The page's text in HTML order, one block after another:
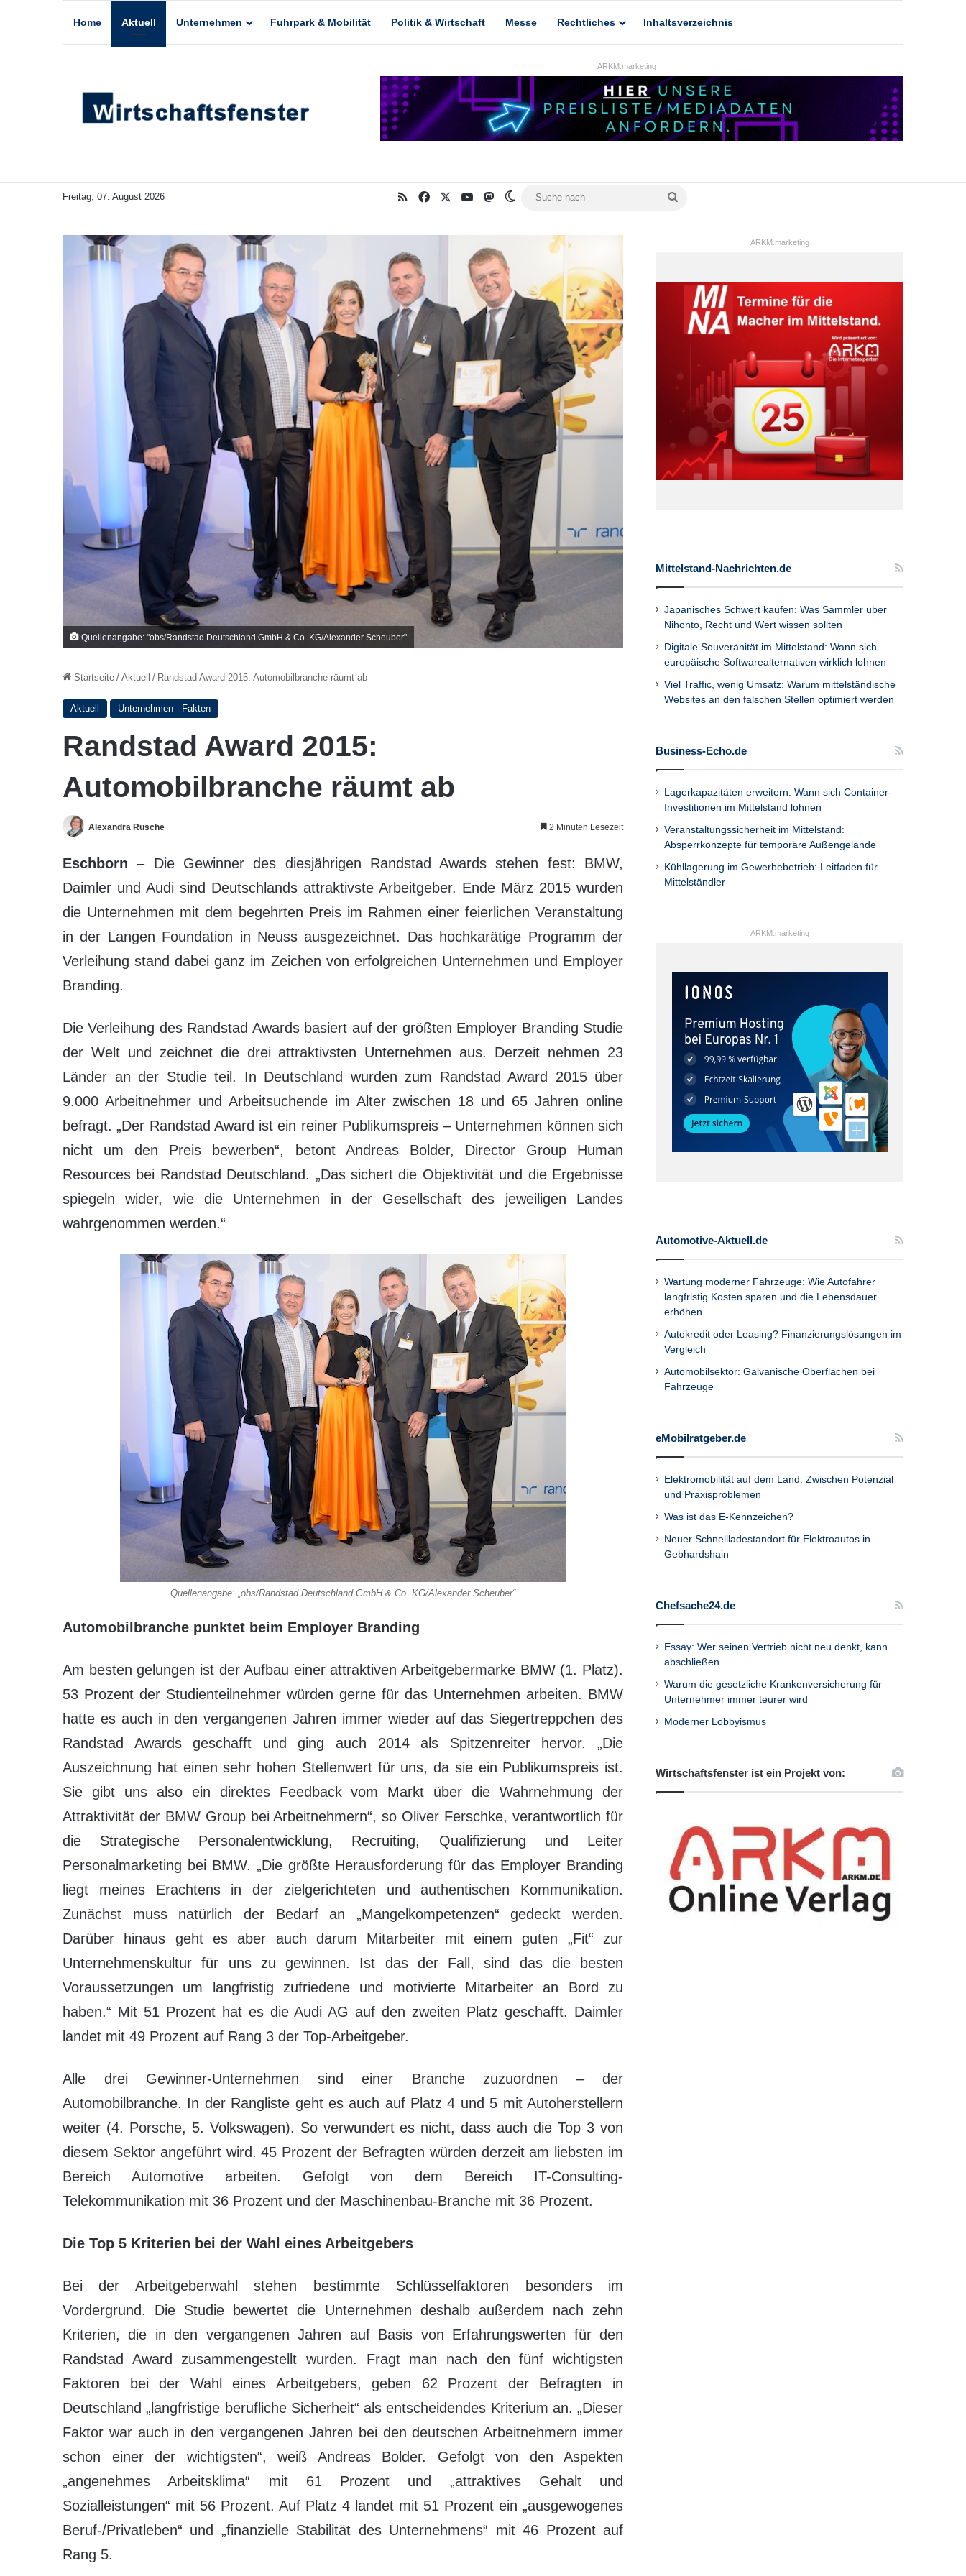
Home Aktuell Unternehmen Fuhrpark & Mobilität Politik & Wirtschaft Messe Rechtliches Inhaltsverzeichnis
ARKM.marketing
Freitag, 07. August 2026 RSS Facebook YouTubeMastodonSkin umschalten
Quellenangabe: "obs/Randstad Deutschland GmbH & Co. KG/Alexander Scheuber"
Startseite / Aktuell / Randstad Award 2015: Automobilbranche räumt ab
Aktuell Unternehmen - Fakten
Randstad Award 2015:
Automobilbranche räumt ab
Alexandra Rüsche 2 Minuten Lesezeit
Eschborn – Die Gewinner des diesjährigen Randstad Awards stehen fest: BMW,
Daimler und Audi sind Deutschlands attraktivste Arbeitgeber. Ende März 2015 wurden
die Unternehmen mit dem begehrten Preis im Rahmen einer feierlichen Veranstaltung
in der Langen Foundation in Neuss ausgezeichnet. Das hochkarätige Programm der
Verleihung stand dabei ganz im Zeichen von erfolgreichen Unternehmen und Employer
Branding.
Die Verleihung des Randstad Awards basiert auf der größten Employer Branding Studie
der Welt und zeichnet die drei attraktivsten Unternehmen aus. Derzeit nehmen 23
Länder an der Studie teil. In Deutschland wurden zum Randstad Award 2015 über
9.000 Arbeitnehmer und Arbeitsuchende im Alter zwischen 18 und 65 Jahren online
befragt. „Der Randstad Award ist ein reiner Publikumspreis – Unternehmen können sich
nicht um den Preis bewerben“, betont Andreas Bolder, Director Group Human
Resources bei Randstad Deutschland. „Das sichert die Objektivität und die Ergebnisse
spiegeln wider, wie die Unternehmen in der Gesellschaft des jeweiligen Landes
wahrgenommen werden.“
Quellenangabe: „obs/Randstad Deutschland GmbH & Co. KG/Alexander Scheuber“
Automobilbranche punktet beim Employer Branding
Am besten gelungen ist der Aufbau einer attraktiven Arbeitgebermarke BMW (1. Platz).
53 Prozent der Studienteilnehmer würden gerne für das Unternehmen arbeiten. BMW
hatte es auch in den vergangenen Jahren immer wieder auf das Siegertreppchen des
Randstad Awards geschafft und ging auch 2014 als Spitzenreiter hervor. „Die
Auszeichnung hat einen sehr hohen Stellenwert für uns, da sie ein Publikumspreis ist.
Sie gibt uns also ein direktes Feedback vom Markt über die Wahrnehmung der
Attraktivität der BMW Group bei Arbeitnehmern“, so Oliver Ferschke, verantwortlich für
die Strategische Personalentwicklung, Recruiting, Qualifizierung und Leiter
Personalmarketing bei BMW. „Die größte Herausforderung für das Employer Branding
liegt meines Erachtens in der zielgerichteten und authentischen Kommunikation.
Zunächst muss natürlich der Bedarf an „Mangelkompetenzen“ gedeckt werden.
Darüber hinaus geht es aber auch darum Mitarbeiter mit einem guten „Fit“ zur
Unternehmenskultur für uns zu gewinnen. Ist das der Fall, sind das die besten
Voraussetzungen um langfristig zufriedene und motivierte Mitarbeiter an Bord zu
haben.“ Mit 51 Prozent hat es die Audi AG auf den zweiten Platz geschafft. Daimler
landet mit 49 Prozent auf Rang 3 der Top-Arbeitgeber.
Alle drei Gewinner-Unternehmen sind einer Branche zuzuordnen – der
Automobilbranche. In der Rangliste geht es auch auf Platz 4 und 5 mit Autoherstellern
weiter (4. Porsche, 5. Volkswagen). So verwundert es nicht, dass auch die Top 3 von
diesem Sektor angeführt wird. 45 Prozent der Befragten würden derzeit am liebsten im
Bereich Automotive arbeiten. Gefolgt von dem Bereich IT-Consulting-
Telekommunikation mit 36 Prozent und der Maschinenbau-Branche mit 36 Prozent.
Die Top 5 Kriterien bei der Wahl eines Arbeitgebers
Bei der Arbeitgeberwahl stehen bestimmte Schlüsselfaktoren besonders im
Vordergrund. Die Studie bewertet die Unternehmen deshalb außerdem nach zehn
Kriterien, die in den vergangenen Jahren auf Basis von Erfahrungswerten für den
Randstad Award zusammengestellt wurden. Fragt man nach den fünf wichtigsten
Faktoren bei der Wahl eines Arbeitgebers, geben 62 Prozent der Befragten in
Deutschland „langfristige berufliche Sicherheit“ als entscheidendes Kriterium an. „Dieser
Faktor war auch in den vergangenen Jahren bei den deutschen Arbeitnehmern immer
schon einer der wichtigsten“, weiß Andreas Bolder. Gefolgt von den Aspekten
„angenehmes Arbeitsklima“ mit 61 Prozent und „attraktives Gehalt und
Sozialleistungen“ mit 56 Prozent. Auf Platz 4 landet mit 51 Prozent ein „ausgewogenes
Beruf-/Privatleben“ und „finanzielle Stabilität des Unternehmens“ mit 46 Prozent auf
Rang 5.
ARKM.marketing
Mittelstand-Nachrichten.de
Japanisches Schwert kaufen: Was Sammler über
Nihonto, Recht und Wert wissen sollten
Digitale Souveränität im Mittelstand: Wann sich
europäische Softwarealternativen wirklich lohnen
Viel Traffic, wenig Umsatz: Warum mittelständische
Websites an den falschen Stellen optimiert werden
Business-Echo.de
Lagerkapazitäten erweitern: Wann sich Container-
Investitionen im Mittelstand lohnen
Veranstaltungssicherheit im Mittelstand:
Absperrkonzepte für temporäre Außengelände
Kühllagerung im Gewerbebetrieb: Leitfaden für
Mittelständler
ARKM.marketing
Automotive-Aktuell.de
Wartung moderner Fahrzeuge: Wie Autofahrer
langfristig Kosten sparen und die Lebensdauer
erhöhen
Autokredit oder Leasing? Finanzierungslösungen im
Vergleich
Automobilsektor: Galvanische Oberflächen bei
Fahrzeuge
eMobilratgeber.de
Elektromobilität auf dem Land: Zwischen Potenzial
und Praxisproblemen
Was ist das E-Kennzeichen?
Neuer Schnellladestandort für Elektroautos in
Gebhardshain
Chefsache24.de
Essay: Wer seinen Vertrieb nicht neu denkt, kann
abschließen
Warum die gesetzliche Krankenversicherung für
Unternehmer immer teurer wird
Moderner Lobbyismus
Wirtschaftsfenster ist ein Projekt von: